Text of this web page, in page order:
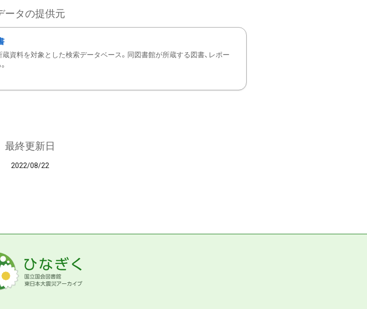
ータの提供元
資料を対象とした検索データベース。同図書館が所蔵する図書、レポー
最終更新日
2022/08/22